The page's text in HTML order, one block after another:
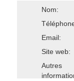
Nom:
Email:
Site web:
Autres